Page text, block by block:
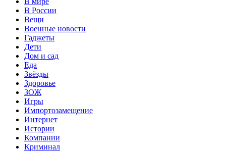
В России
Вещи
Военные новости
Гаджеты
Дети
Дом и сад
Еда
Звёзды
Здоровье
ЗОЖ
Игры
Импортозамещение
Интернет
Истории
Компании
Криминал